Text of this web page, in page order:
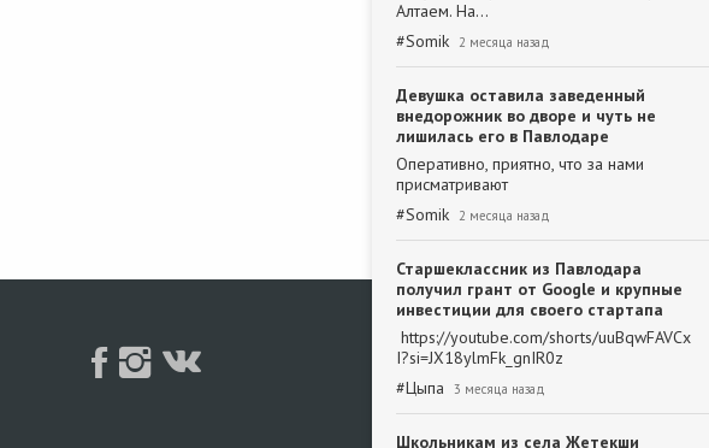
Алтаем. На…
#Somik 2 месяца назад
Девушка оставила заведенный
внедорожник во дворе и чуть не
лишилась его в Павлодаре
Оперативно, приятно, что за нами
присматривают
#Somik 2 месяца назад
Старшеклассник из Павлодара
получил грант от Google и крупные
инвестиции для своего стартапа
https://youtube.com/shorts/uuBqwFAVCx
I?si=JX18ylmFk_gnIR0z
#Цыпа 3 месяца назад
Школьникам из села Жетекши